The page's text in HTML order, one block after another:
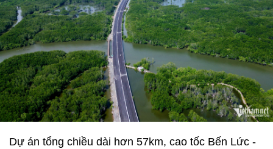
Dự án tổng chiều dài hơn 57km, cao tốc Bến Lức -